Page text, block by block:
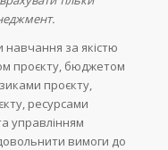
за якістю
проєкту, бюджетом
проєкту,
ресурсами
управлінням
вимоги до